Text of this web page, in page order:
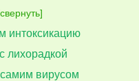
интоксикацию
лихорадкой
вирусом